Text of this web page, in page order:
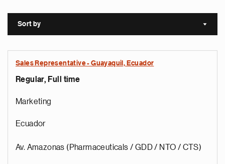
Sort by Sort
Sales Representative - Guayaquil, Ecuador
Regular, Full time
Marketing
Ecuador
Av. Amazonas (Pharmaceuticals / GDD / NTO / CTS)